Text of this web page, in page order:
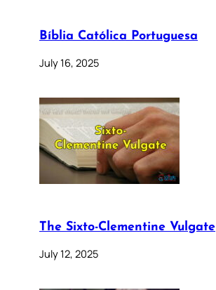
Bíblia Católica Portuguesa
July 16, 2025
The Sixto-Clementine Vulgate
July 12, 2025